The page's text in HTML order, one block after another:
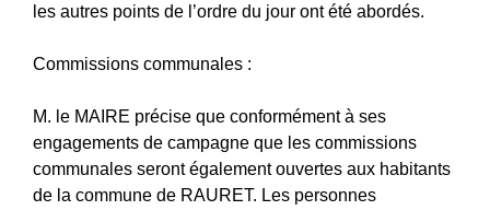
les autres points de l’ordre du jour ont été abordés.
Commissions communales :
M. le MAIRE précise que conformément à ses
engagements de campagne que les commissions
communales seront également ouvertes aux habitants
de la commune de RAURET. Les personnes